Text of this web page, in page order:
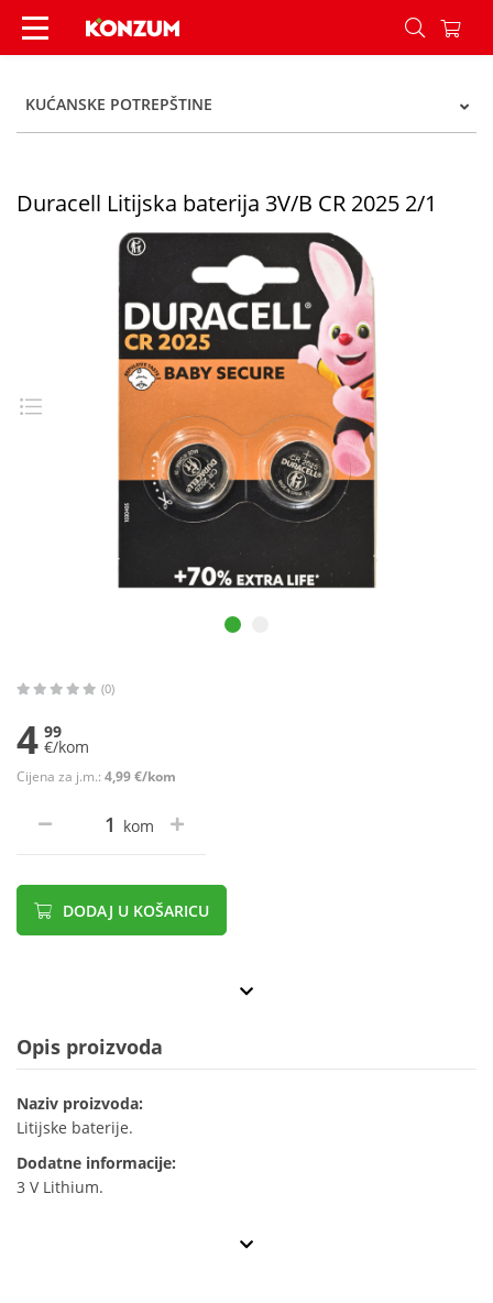
Duracell Litijska baterija 3V/B CR 2025 2/1 -
KUĆANSKE POTREPŠTINE
Duracell Litijska baterija 3V/B CR 2025 2/1
(0)
4 99
€/kom
Cijena za j.m.: 4,99 €/kom
kom
DODAJ U KOŠARICU
Opis proizvoda
Naziv proizvoda:
Litijske baterije.
Dodatne informacije:
3 V Lithium.